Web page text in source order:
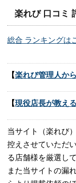
楽れび 口コミ
総合 ランキングは
【楽れび管理人か
【現役店長が教え
当サイト（楽れび
控えさせていただ
る店舗様を厳選し
また当サイトの漏